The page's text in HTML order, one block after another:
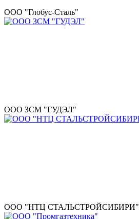
ООО "Глобус-Сталь"
ООО ЗСМ "ГУДЭЛ"
ООО "НТЦ СТАЛЬСТРОЙСИБИРИ"